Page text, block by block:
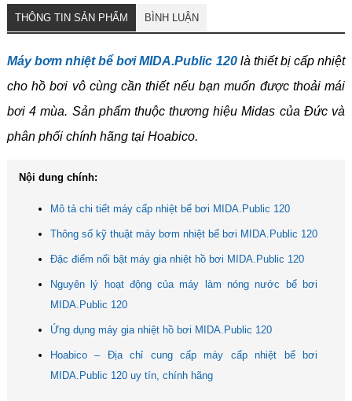
THÔNG TIN SẢN PHẨM BÌNH LUẬN
Máy bơm nhiệt bể bơi MIDA.Public 120là thiết bị cấp nhiệt
cho hồ bơi vô cùng cần thiết nếu bạn muốn được thoải mái
bơi 4 mùa. Sản phẩm thuộc thương hiệu Midas của Đức và
phân phối chính hãng tại Hoabico.
Nội dung chính:
Mô tả chi tiết máy cấp nhiệt bể bơi MIDA.Public 120
Thông số kỹ thuật máy bơm nhiệt bể bơi MIDA.Public 120
Đặc điểm nổi bật máy gia nhiệt hồ bơi MIDA.Public 120
Nguyên lý hoạt động của máy làm nóng nước bể bơi
MIDA.Public 120
Ứng dụng máy gia nhiệt hồ bơi MIDA.Public 120
Hoabico – Địa chỉ cung cấp máy cấp nhiệt bể bơi
MIDA.Public 120 uy tín, chính hãng